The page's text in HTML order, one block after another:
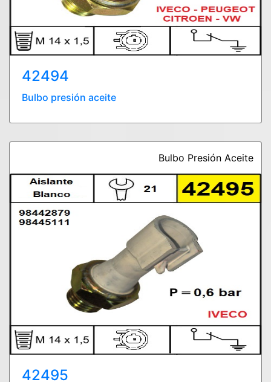
42494
Bulbo presión aceite
Bulbo Presión Aceite
42495